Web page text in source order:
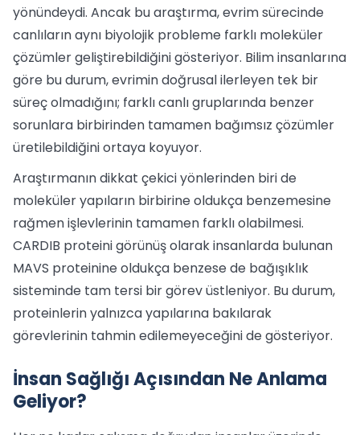
yönündeydi. Ancak bu araştırma, evrim sürecinde
canlıların aynı biyolojik probleme farklı moleküler
çözümler geliştirebildiğini gösteriyor. Bilim insanlarına
göre bu durum, evrimin doğrusal ilerleyen tek bir
süreç olmadığını; farklı canlı gruplarında benzer
sorunlara birbirinden tamamen bağımsız çözümler
üretilebildiğini ortaya koyuyor.
Araştırmanın dikkat çekici yönlerinden biri de
moleküler yapıların birbirine oldukça benzemesine
rağmen işlevlerinin tamamen farklı olabilmesi.
CARDIB proteini görünüş olarak insanlarda bulunan
MAVS proteinine oldukça benzese de bağışıklık
sisteminde tam tersi bir görev üstleniyor. Bu durum,
proteinlerin yalnızca yapılarına bakılarak
görevlerinin tahmin edilemeyeceğini de gösteriyor.
İnsan Sağlığı Açısından Ne Anlama
Geliyor?